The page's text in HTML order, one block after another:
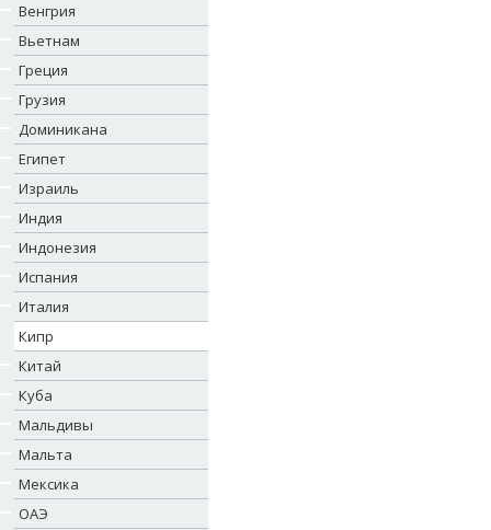
Венгрия
Вьетнам
Греция
Грузия
Доминикана
Египет
Израиль
Индия
Индонезия
Испания
Италия
Кипр
Китай
Куба
Мальдивы
Мальта
Мексика
ОАЭ